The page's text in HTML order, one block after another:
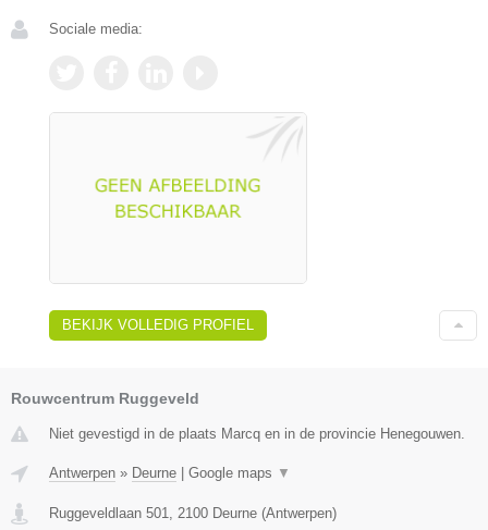
Sociale media:
BEKIJK VOLLEDIG PROFIEL
Rouwcentrum Ruggeveld
Niet gevestigd in de plaats Marcq en in de provincie Henegouwen.
Antwerpen » Deurne Google maps ▼
Ruggeveldlaan 501, 2100 Deurne (Antwerpen)